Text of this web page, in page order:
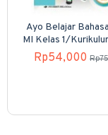
Ayo Belajar
MI Kelas 1/
Rp54,000